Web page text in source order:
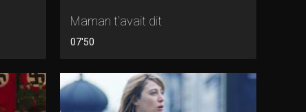
Maman t'avait dit
07'50